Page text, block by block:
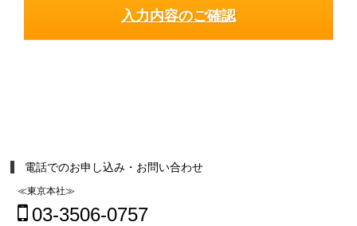
電話でのお申し込み・お問い合わせ
≪東京本社≫
03-3506-0757